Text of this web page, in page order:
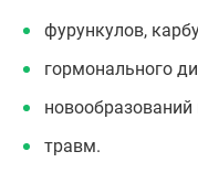
фурункулов,
гормонального
травм.